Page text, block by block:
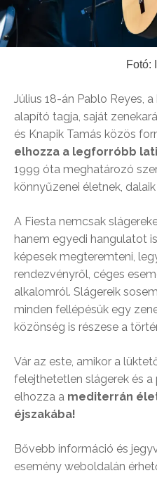
Fotó:
Július 18-án Pablo Reyes,
alapító tagja, saját
és Knapik Tamás közös
elhozza a legforróbb
1999 óta meghatározó
könnyűzenei életnek,
A Fiesta nemcsak
hanem egyedi hangulatot
képesek megteremteni,
rendezvényről, céges
alkalomról. Slágereik
minden fellépésük egy
közönség is részese a
Vár az este, amikor a
felejthetetlen slágerek és
elhozza a mediterrán
éjszakába!
Bővebb információ és
esemény weboldalán